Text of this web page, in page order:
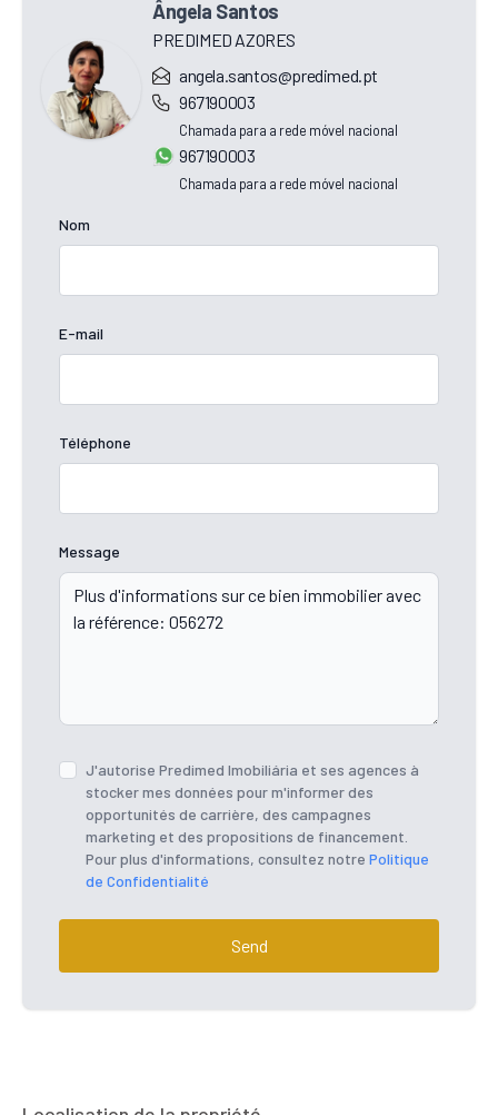
Ângela Santos
PREDIMED AZORES
angela.santos@predimed.pt
967190003
Chamada para a rede móvel nacional
967190003
Chamada para a rede móvel nacional
Nom
E-mail
Téléphone
Message
J'autorise Predimed Imobiliária et ses agences à
stocker mes données pour m'informer des
opportunités de carrière, des campagnes
marketing et des propositions de financement.
Pour plus d'informations, consultez notre Politique
de Confidentialité
Send